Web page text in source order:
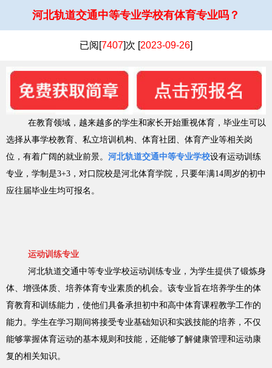
河北轨道交通中等专业学校有体育专业吗？
已阅[7407]次 [2023-09-26]
在教育领域，越来越多的学生和家长开始重视体育，毕业生可以
选择从事学校教育、私立培训机构、体育社团、体育产业等相关岗
位，有着广阔的就业前景。 河北轨道交通中等专业学校设有运动训练
专业，学制是3+3，对口院校是河北体育学院，只要年满14周岁的初中
应往届毕业生均可报名。
运动训练专业
河北轨道交通中等专业学校运动训练专业，为学生提供了锻炼身
体、增强体质、培养体育专业素质的机会。该专业旨在培养学生的体
育教育和训练能力，使他们具备承担初中和高中体育课程教学工作的
能力。学生在学习期间将接受专业基础知识和实践技能的培养，不仅
能够掌握体育运动的基本规则和技能，还能够了解健康管理和运动康
复的相关知识。